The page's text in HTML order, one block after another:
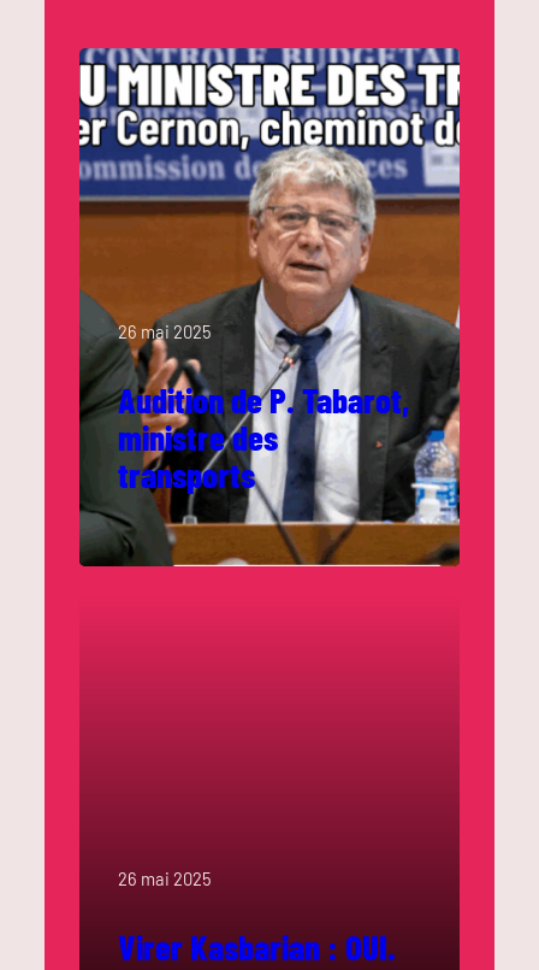
26 mai 2025
Audition de P. Tabarot,
ministre des
transports
26 mai 2025
Virer Kasbarian : OUI.